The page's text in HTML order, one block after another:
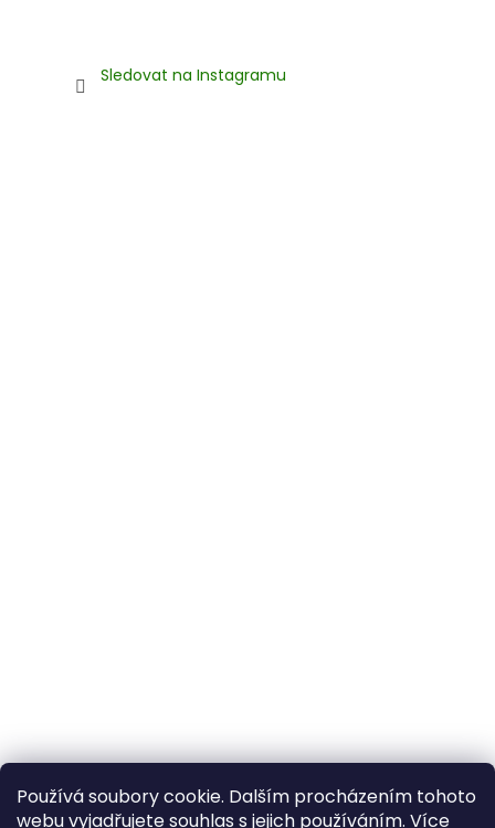
Používá soubory cookie. Dalším procházením tohoto
webu vyjadřujete souhlas s jejich používáním. Více
Sledovat na Instagramu